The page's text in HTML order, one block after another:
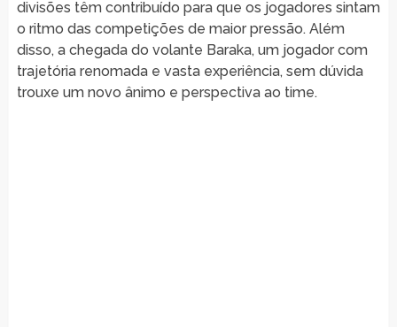
divisões têm contribuído para que os jogadores sintam
o ritmo das competições de maior pressão. Além
disso, a chegada do volante Baraka, um jogador com
trajetória renomada e vasta experiência, sem dúvida
trouxe um novo ânimo e perspectiva ao time.